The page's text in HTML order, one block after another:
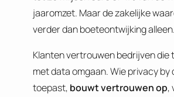
jaaromzet. Maar de zakelijke
verder dan boeteontwijking alleen.
Klanten vertrouwen bedrijven
met data omgaan. Wie privacy by
toepast, bouwt vertrouwen op,